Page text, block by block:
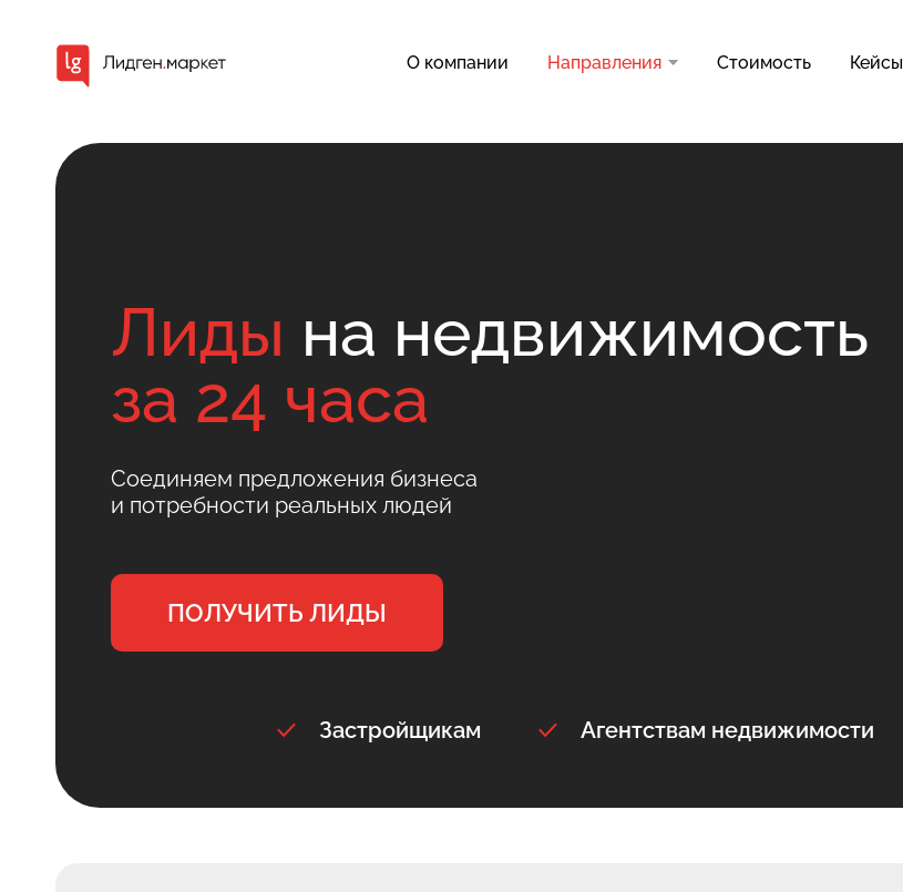
О компании Направления Стоимость Кейсы
Лиды на недвижимость
за 24 часа
Соединяем предложения бизнеса
и потребности реальных людей
ПОЛУЧИТЬ ЛИДЫ
Застройщикам Агентствам недвижимости